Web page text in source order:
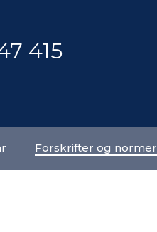
415
Forskrifter og normer